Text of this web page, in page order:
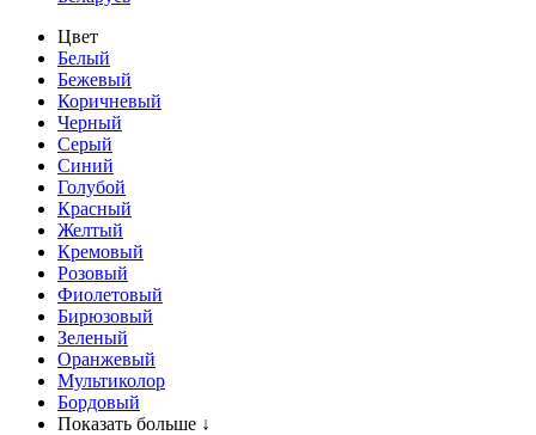
Цвет
Белый
Бежевый
Коричневый
Черный
Серый
Синий
Голубой
Красный
Желтый
Кремовый
Розовый
Фиолетовый
Бирюзовый
Зеленый
Оранжевый
Мультиколор
Бордовый
Показать больше ↓